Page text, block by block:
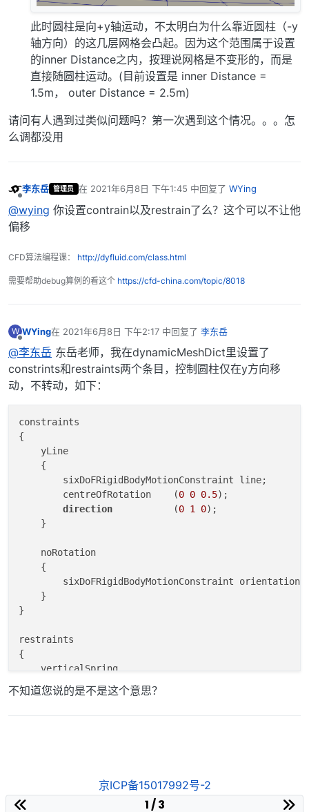
此时圆柱是向+y轴运动，不太明白为什么靠近圆柱（-y
轴方向）的这几层网格会凸起。因为这个范围属于设置
的inner Distance之内，按理说网格是不变形的，而是
直接随圆柱运动。(目前设置是 inner Distance =
1.5m， outer Distance = 2.5m)
请问有人遇到过类似问题吗？第一次遇到这个情况。。。怎
么调都没用
李东岳 管理员 在 2021年6月8日 下午1:45 中回复了 WYing
最后由 编辑
@wying 你设置contrain以及restrain了么？这个可以不让他
偏移
CFD算法编程课： http://dyfluid.com/class.html
需要帮助debug算例的看这个 https://cfd-china.com/topic/8018
W
离线
WYing在 2021年6月8日 下午2:17 中回复了 李东岳
最后由 编辑
@李东岳 东岳老师，我在dynamicMeshDict里设置了
constrints和restraints两个条目，控制圆柱仅在y方向移
动，不转动，如下：
constraints
{
    yLine
    {
        sixDoFRigidBodyMotionConstraint line;
        centreOfRotation    (
0 0 0.5);
direction
           (
0 1 0);
    }
    noRotation
    {
        sixDoFRigidBodyMotionConstraint orientation;
    }
}
restraints
{
    verticalSpring
    {
        sixDoFRigidBodyMotionRestraint linearSpring;
        restLength
0;
    }
不知道您说的是不是这个意思？
京ICP备15017992号-2
1 / 3